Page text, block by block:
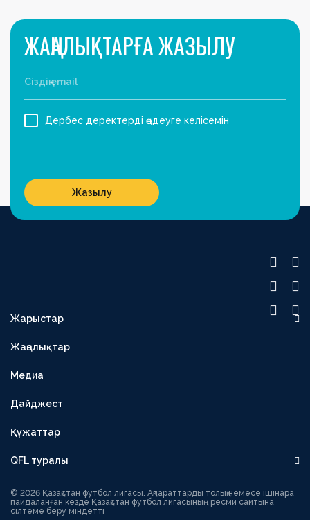
Жарыстар
1XBET БІРІНШІ ЛИГА
OLIMPBET КУБОК
ЕКІНШІ ЛИГА
ӘЙЕЛДЕР ЛИГАСЫ
ӘЙЕЛДЕР КУБОГЫ
Жаңалықтар
Медиа
Дайджест
Құжаттар
QFL туралы
ЖАҢАЛЫҚТАРҒА ЖАЗЫЛУ
Дербес деректерді өңдеуге келісемін
Жазылу
© 2026 Қазақстан футбол лигасы. Ақпараттарды толық немесе ішінара
пайдаланған кезде Қазақстан футбол лигасының ресми сайтына
сілтеме беру міндетті